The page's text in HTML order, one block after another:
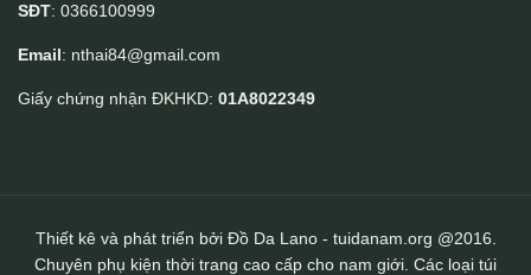
SĐT: 0366100999
Email: nthai84@gmail.com
Giấy chứng nhận ĐKHKD: 01A8022349
Thiết kê và phát triển bởi Đồ Da Lano - tuidanam.org @2016.
Chuyên phụ kiện thời trang cao cấp cho nam giới. Các loại túi